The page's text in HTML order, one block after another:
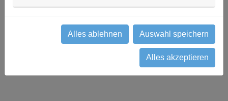
Alles ablehnen Auswahl speichern
Alles akzeptieren